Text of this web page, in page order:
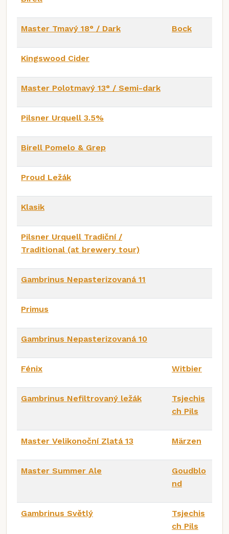
Master Tmavý 18° / Dark Bock
Kingswood Cider
Master Polotmavý 13° / Semi-dark
Pilsner Urquell 3.5%
Birell Pomelo & Grep
Proud Ležák
Klasik
Pilsner Urquell Tradiční /
Traditional (at brewery tour)
Gambrinus Nepasterizovaná 11
Primus
Gambrinus Nepasterizovaná 10
Fénix Witbier
Gambrinus Nefiltrovaný ležák
Tsjechis
ch Pils
Master Velikonoční Zlatá 13 Märzen
Master Summer Ale
Goudblo
nd
Gambrinus Světlý
Tsjechis
ch Pils